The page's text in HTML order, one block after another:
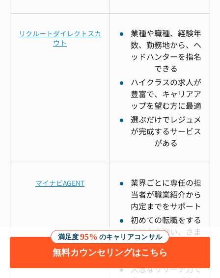
リクルートダイレクトスカ
ウト
業種や職種、経験年
数、勤務地から、ヘ
ッドハンターを指名
できる
ハイクラスの求人が
豊富で、キャリアア
ップを望む方に最適
選ぶだけでレジュメ
が完成するサービス
がある
マイナビAGENT
業界ごとに専任の担
当者が職業紹介から
内定までをサポート
初めての転職をする
人にも心強い、さま
ざまなアドバイスが
豊富
入念なリサーチ力で
満足度 95% のキャリアコンサル
無料カウンセリングはこちら